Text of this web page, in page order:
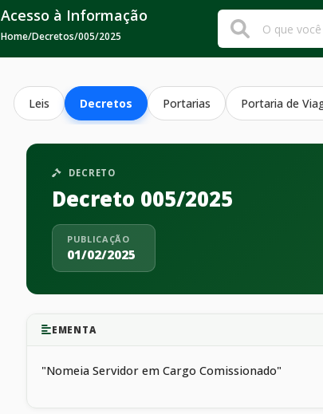
Acesso à Informação
Home/Decretos/005/2025
Leis Decretos Portarias Portaria de
DECRETO
Decreto 005/2025
PUBLICAÇÃO
01/02/2025
EMENTA
"Nomeia Servidor em Cargo Comissionado"